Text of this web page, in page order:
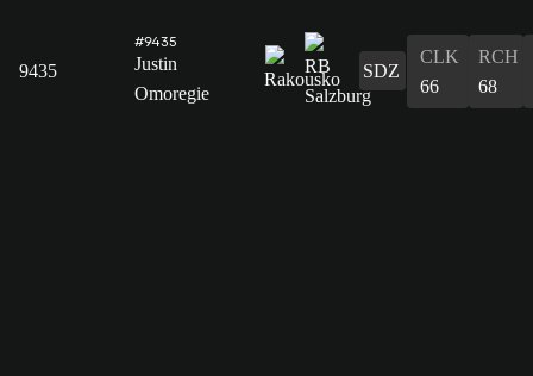
9435
#9435
Justin
Omoregie
SDZ
CLK
66
RCH
68